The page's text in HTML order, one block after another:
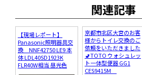
関連記事
【現場レポート】
Panasonic照明器具交
換 NNF42750 LE9 本
体 LDL40SD1923K
FLR40W相当 昼光色
京都市北区大宮のお客
様からトイレ交換のご
依頼をいただきました
🚽TOTO ウォシュレッ
ト一体型便器 GG1
CES9415M